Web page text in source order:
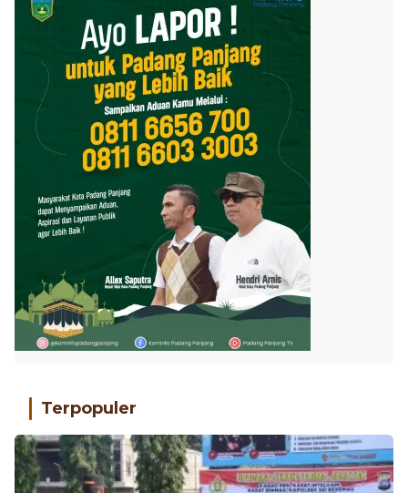
Terpopuler